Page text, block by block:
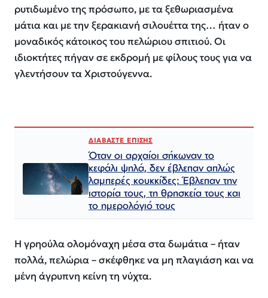
ρυτιδωμένο της πρόσωπο, με τα ξεθωριασμένα
μάτια και με την ξερακιανή σιλουέττα της… ήταν ο
μοναδικός κάτοικος του πελώριου σπιτιού. Οι
ιδιοκτήτες πήγαν σε εκδρομή με φίλους τους για να
γλεντήσουν τα Χριστούγεννα.
ΔΙΑΒΑΣΤΕ ΕΠΙΣΗΣ
Όταν οι αρχαίοι σήκωναν το
κεφάλι ψηλά, δεν έβλεπαν απλώς
λαμπερές κουκκίδες: Έβλεπαν την
ιστορία τους, τη θρησκεία τους και
το ημερολόγιό τους
Η γρηούλα ολομόναχη μέσα στα δωμάτια – ήταν
πολλά, πελώρια – σκέφθηκε να μη πλαγιάση και να
μένη άγρυπνη κείνη τη νύχτα.